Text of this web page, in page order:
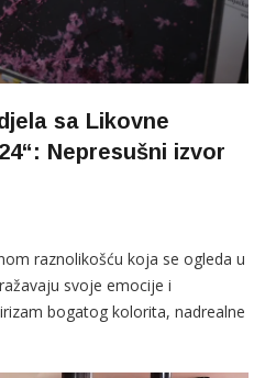
sa Likovne
Nepresušni izvor
raznolikošću koja se ogleda u
svoje emocije i
bogatog kolorita, nadrealne